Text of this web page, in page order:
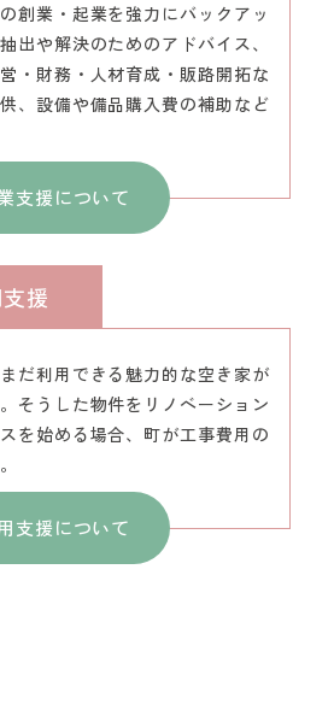
創業・起業を強力にバックアッ
出や解決のためのアドバイス、
・財務・人材育成・販路開拓な
、設備や備品購入費の補助など
支援について
援
だ利用できる魅力的な空き家が
そうした物件をリノベーション
を始める場合、町が工事費用の
支援について